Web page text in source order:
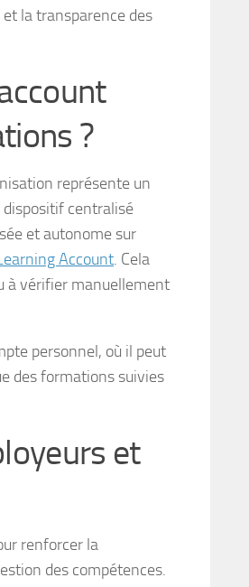
la transparence des
?
représente un
centralisé
et autonome sur
Account. Cela
à vérifier manuellement
personnel, où il peut
des formations suivies
et
renforcer la
des compétences.